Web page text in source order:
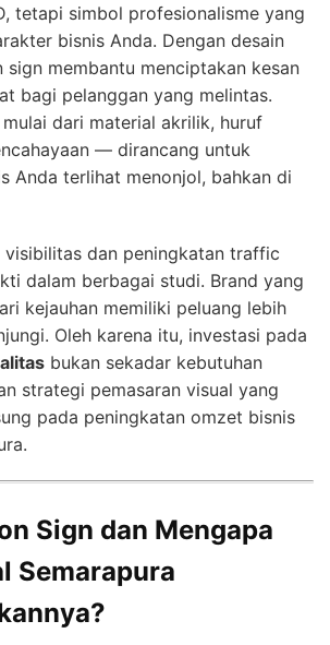
tetapi simbol profesionalisme yang
bisnis Anda. Dengan desain
membantu menciptakan kesan
bagi pelanggan yang melintas.
dari material akrilik, huruf
— dirancang untuk
Anda terlihat menonjol, bahkan di
visibilitas dan peningkatan traffic
dalam berbagai studi. Brand yang
kejauhan memiliki peluang lebih
Oleh karena itu, investasi pada
bukan sekadar kebutuhan
strategi pemasaran visual yang
pada peningkatan omzet bisnis
Sign dan Mengapa
Semarapura